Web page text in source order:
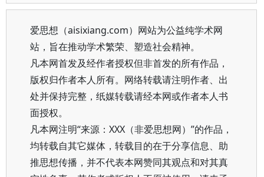
爱思想（aisixiang.com）网站为公益纯学术网
站，旨在推动学术繁荣、塑造社会精神。
凡本网首发及经作者授权但非首发的所有作品，
版权归作者本人所有。网络转载请注明作者、出
处并保持完整，纸媒转载请经本网或作者本人书
面授权。
凡本网注明“来源：XXX（非爱思想网）”的作品，
均转载自其它媒体，转载目的在于分享信息、助
推思想传播，并不代表本网赞同其观点和对其真